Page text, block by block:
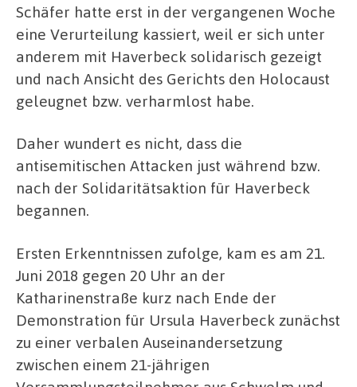
Schäfer hatte erst in der vergangenen Woche
eine Verurteilung kassiert, weil er sich unter
anderem mit Haverbeck solidarisch gezeigt
und nach Ansicht des Gerichts den Holocaust
geleugnet bzw. verharmlost habe.
Daher wundert es nicht, dass die
antisemitischen Attacken just während bzw.
nach der Solidaritätsaktion für Haverbeck
begannen.
Ersten Erkenntnissen zufolge, kam es am 21.
Juni 2018 gegen 20 Uhr an der
Katharinenstraße kurz nach Ende der
Demonstration für Ursula Haverbeck zunächst
zu einer verbalen Auseinandersetzung
zwischen einem 21-jährigen